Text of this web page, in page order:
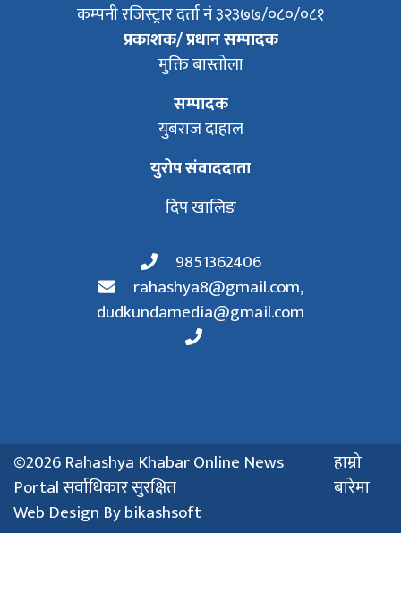
कम्पनी रजिस्ट्रार दर्ता नं ३२३७७/०८०/०८१
प्रकाशक/ प्रधान सम्पादक
मुक्ति बास्तोला
सम्पादक
युबराज दाहाल
युरोप संवाददाता
दिप खालिङ
9851362406
rahashya8@gmail.com,
dudkundamedia@gmail.com
©2026 Rahashya Khabar Online News
Portal सर्वाधिकार सुरक्षित
हाम्रो
बारेमा
Web Design Bybikashsoft